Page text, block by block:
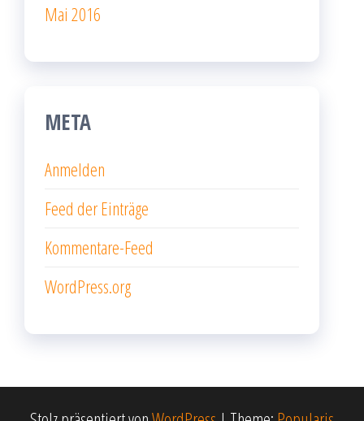
Mai 2016
META
Anmelden
Feed der Einträge
Kommentare-Feed
WordPress.org